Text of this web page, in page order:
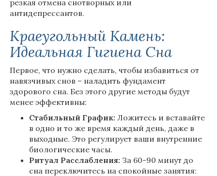
резкая отмена снотворных или
антидепрессантов.
Краеугольный Камень:
Идеальная Гигиена Сна
Первое, что нужно сделать, чтобы избавиться от
навязчивых снов – наладить фундамент
здорового сна. Без этого другие методы будут
менее эффективны:
Стабильный График: Ложитесь и вставайте
в одно и то же время каждый день, даже в
выходные. Это регулирует ваши внутренние
биологические часы.
Ритуал Расслабления: За 60-90 минут до
сна переключитесь на спокойные занятия: